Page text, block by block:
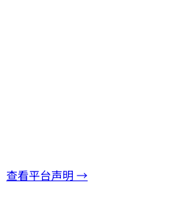
查看平台声明 →